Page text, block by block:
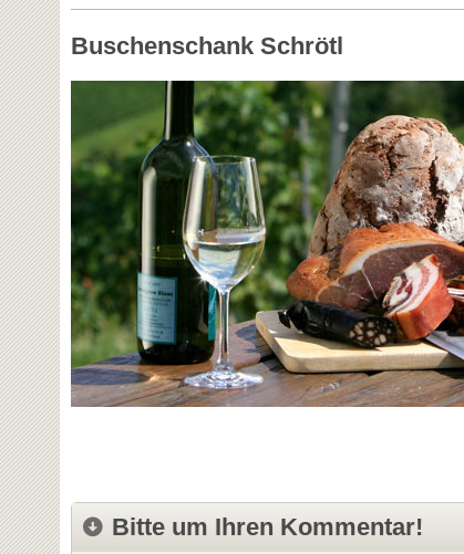
Buschenschank Schrötl
Bitte um Ihren Kommentar!